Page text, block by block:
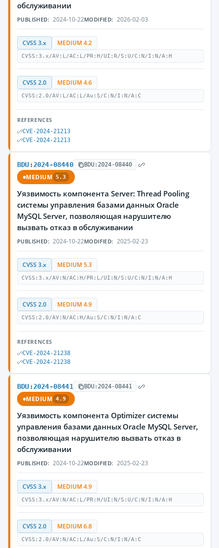
обслуживании
PUBLISHED: 2024-10-22MODIFIED: 2026-02-03
CVSS 3.x MEDIUM 4.2
CVSS:3.x/AV:L/AC:L/PR:H/UI:R/S:U/C:N/I:N/A:H
CVSS 2.0 MEDIUM 4.6
CVSS:2.0/AV:L/AC:L/Au:S/C:N/I:N/A:C
REFERENCES
CVE-2024-21213
CVE-2024-21213
BDU:2024-08440 BDU:2024-08440
MEDIUM 5.3
Уязвимость компонента Server: Thread Pooling
системы управления базами данных Oracle
MySQL Server, позволяющая нарушителю
вызвать отказ в обслуживании
PUBLISHED: 2024-10-22MODIFIED: 2025-02-23
CVSS 3.x MEDIUM 5.3
CVSS:3.x/AV:N/AC:H/PR:L/UI:N/S:U/C:N/I:N/A:H
CVSS 2.0 MEDIUM 4.9
CVSS:2.0/AV:N/AC:H/Au:S/C:N/I:N/A:C
REFERENCES
CVE-2024-21238
CVE-2024-21238
BDU:2024-08441 BDU:2024-08441
MEDIUM 4.9
Уязвимость компонента Optimizer системы
управления базами данных Oracle MySQL Server,
позволяющая нарушителю вызвать отказ в
обслуживании
PUBLISHED: 2024-10-22MODIFIED: 2025-02-23
CVSS 3.x MEDIUM 4.9
CVSS:3.x/AV:N/AC:L/PR:H/UI:N/S:U/C:N/I:N/A:H
CVSS 2.0 MEDIUM 6.8
CVSS:2.0/AV:N/AC:L/Au:S/C:N/I:N/A:C